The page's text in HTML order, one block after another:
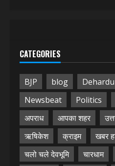
CATEGORIES
BJP blog
Newsbeat
Politics
अपराध
आपका शहर
ऋषिकेश
क्राइम खबर
चलो चले देवभूमि
चारधाम